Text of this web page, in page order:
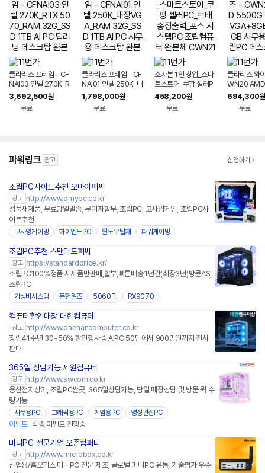
클라리스 프레임 - CF
NAI03 인텔 270K_R
TX 5070_RAM 32
G_SSD 1TB AI PC
딥러닝 데스크탑 완본
3,692,500원
무료
클라리스 프레임 - CF
NAI01 인텔 250K_내
장VGA_RAM 32G_
SSD 1TB AI PC 사무
용 데스크탑 완본체 조
1,798,000원
무료
소자본 1인 창업_스마
트스토어_쿠팡 셀러P
C_택배 송장출력_포
스 시스템PC 조립컴퓨
터 완본체 CWN21
458,200원
무료
클라리스 와
WN20
GT+내장
+256GB 사
조립PC 데
694,300원
무료
파워링크 광고 신청하기
조립PC사이트추천 오마이피씨
광고 http://www.omypc.co.kr
정품새제품, 무료당일발송, 무이자할부, 조립PC, 고사양게임, 조립PC사
이트추천.
고사양게이밍 하이엔드PC 윈도우탑재 파워게이밍
조립PC추천 스탠다드피씨
광고 https://standardprice.kr/
조립PC100%정품 새제품만판매,할부,빠른배송,1년간(최장3년)방문AS,
조립PC
가성비시스템 몬헌일즈 5060Ti RX9070
컴퓨터할인매장 대한컴퓨터
광고 http://www.daehancomputer.co.kr
창립41주년 30~50% 할인행사중 AIPC 50만에서 900만원까지 전시
판매
365일 상담가능 세원컴퓨터
광고 http://www.swcom.co.kr
용산전자상가, 조립PC싼곳, 365일상담가능, 당일 매장상담 및 방문 퀵 수
령가능
사무용PC 그래픽용PC 게임용PC 영상편집PC
이벤트 각종 이벤트 진행중
미니PC 전문기업 오존컴퍼니
광고 http://www.microbox.co.kr
산업용/홈오피스 미니PC 전문 제조, 글로벌 미니PC 유통, 기술평가 우수